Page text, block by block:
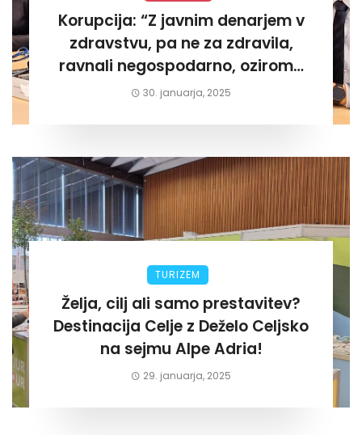
Korupcija: “Z javnim denarjem v
zdravstvu, pa ne za zdravila,
ravnali negospodarno, oziroma
za lastni žep. Tokrat na Žalskem«
30. januarja, 2025
TURIZEM
Želja, cilj ali samo prestavitev?
Destinacija Celje z Deželo Celjsko
na sejmu Alpe Adria!
29. januarja, 2025